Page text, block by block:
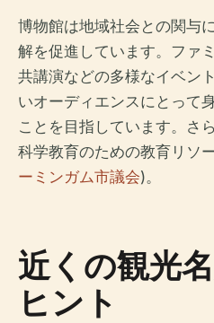
博物館は地域社会との関与
解を促進しています。ファ
共講演などの多様なイベン
いオーディエンスにとって
ことを目指しています。さ
科学教育のための教育リソ
ーミンガム市議会)。
近くの観光
ヒント